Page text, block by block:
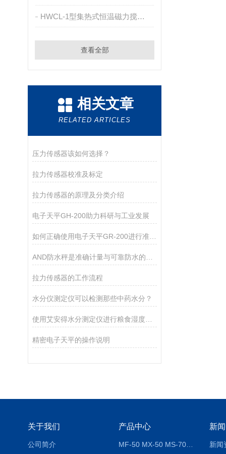
HWCL-1型集热式恒温磁力搅拌浴
查看全部
相关文章
RELATED ARTICLES
压力传感器该如何选择？
拉力传感器校准及标定
拉力传感器的原理及分类介绍
电子天平GH-200助力科研与工业发展
如何正确使用电子天平GR-200进行准确测量？
拉力传感器的工作流程
水分仪测定仪可以检测那些中药水分？
精密电子天平的操作说明
关于我们
公司简介
产品中心
MF-50 MX-50 MS-70卤素水分测定仪 红外线水分仪
新
新闻